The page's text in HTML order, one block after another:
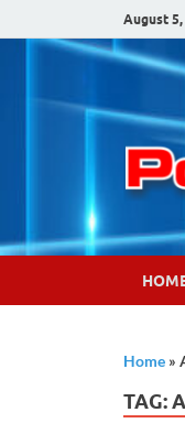
August
Home »
TAG: